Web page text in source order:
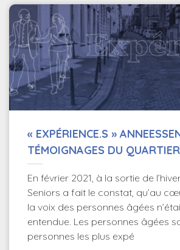
« EXPÉRIENCE.S »
TÉMOIGNAGES DU QUARTIER
En février 2021, à la sortie de
Seniors a fait le constat, qu’au
la voix des personnes âgées
entendue. Les personnes âgées
personnes les plus expé